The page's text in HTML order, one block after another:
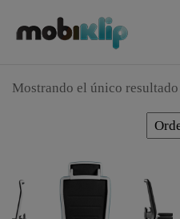
Mostrando el único resultado